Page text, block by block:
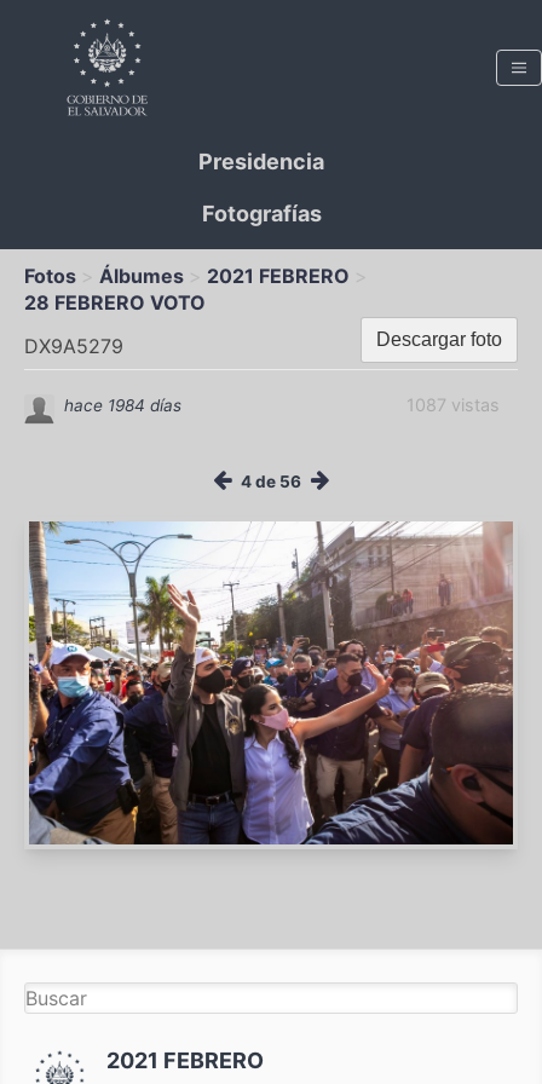
Presidencia
Fotografías
Fotos Álbumes
2021 FEBRERO
28 FEBRERO VOTO
Descargar foto
DX9A5279
1087 vistas
hace 1984 días
4 de 56
2021 FEBRERO